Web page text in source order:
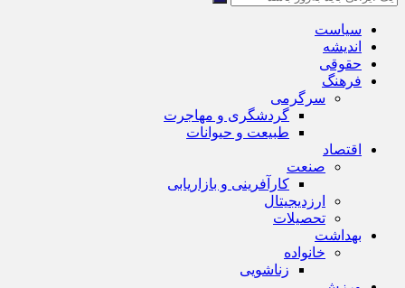
سیاست
اندیشه
حقوقی
فرهنگ
سرگرمی
گردشگری و مهاجرت
طبیعت و حیوانات
اقتصاد
صنعت
کارآفرینی و بازاریابی
ارزدیجیتال
تحصیلات
بهداشت
خانواده
زناشویی